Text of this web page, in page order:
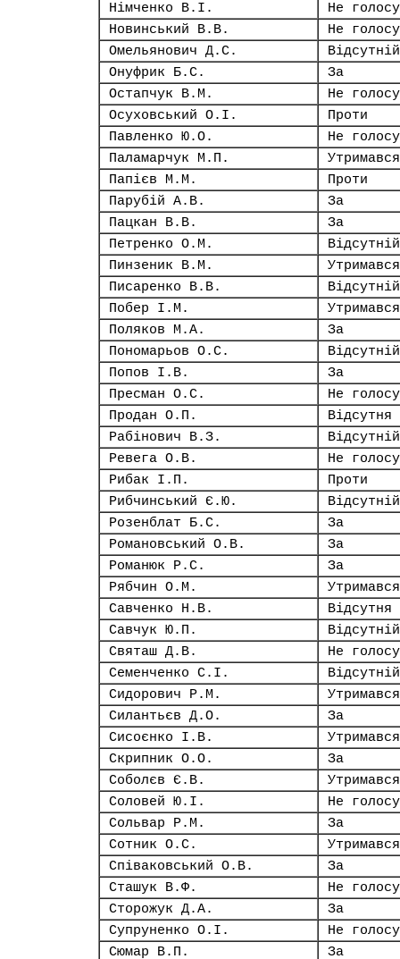
Німченко В.І.
Не
Новинський В.В.
Не
Омельянович Д.С.
Відсутній
Онуфрик Б.С.
За
Остапчук В.М.
Не
Осуховський О.І.
Проти
Павленко Ю.О.
Не
Паламарчук М.П.
Утримався
Папієв М.М.
Проти
Парубій А.В.
За
Пацкан В.В.
За
Петренко О.М.
Відсутній
Пинзеник В.М.
Утримався
Писаренко В.В.
Відсутній
Побер І.М.
Утримався
Поляков М.А.
За
Пономарьов О.С.
Відсутній
Попов І.В.
За
Пресман О.С.
Не
Продан О.П.
Відсутня
Рабінович В.З.
Відсутній
Ревега О.В.
Не
Рибак І.П.
Проти
Рибчинський Є.Ю.
Відсутній
Розенблат Б.С.
За
Романовський О.В.
За
Романюк Р.С.
За
Рябчин О.М.
Утримався
Савченко Н.В.
Відсутня
Савчук Ю.П.
Відсутній
Святаш Д.В.
Не
Семенченко С.І.
Відсутній
Сидорович Р.М.
Утримався
Силантьєв Д.О.
За
Сисоєнко І.В.
Утримався
Скрипник О.О.
За
Соболєв Є.В.
Утримався
Соловей Ю.І.
Не
Сольвар Р.М.
За
Сотник О.С.
Утримався
Співаковський О.В.
За
Сташук В.Ф.
Не
Сторожук Д.А.
За
Супруненко О.І.
Не
Сюмар В.П.
За